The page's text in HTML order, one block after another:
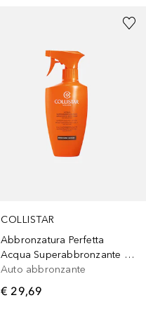
COLLISTAR
Abbronzatura Perfetta
Acqua Superabbronzante Idratante Anti-sale
Auto abbronzante
€ 29,69